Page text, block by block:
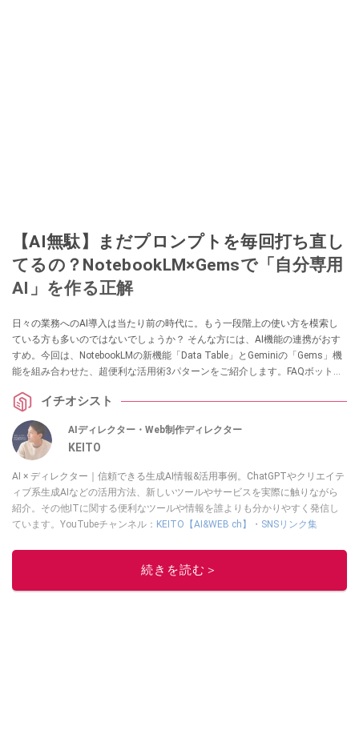
【AI無駄】まだプロンプトを毎回打ち直し
てるの？NotebookLM×Gemsで「自分専用
AI」を作る正解
日々の業務へのAI導入は当たり前の時代に。もう一段階上の使い方を模索し
ている方も多いのではないでしょうか？ そんな方には、AI機能の連携がおす
すめ。今回は、NotebookLMの新機能「Data Table」とGeminiの「Gems」機
能を組み合わせた、超便利な活用術3パターンをご紹介します。FAQボットの
した。ぜひチェックしてみてください。
イチオシスト
AIディレクター・Web制作ディレクター
KEITO
AI × ディレクター｜信頼できる生成AI情報&活用事例。ChatGPTやクリエイテ
ィブ系生成AIなどの活用方法、新しいツールやサービスを実際に触りながら
紹介。その他ITに関する便利なツールや情報を誰よりも分かりやすく発信し
ています。YouTubeチャンネル： KEITO【AI&WEB ch】 ・ SNSリンク集
このイチオシストの他の記事を読む
続きを読む＞